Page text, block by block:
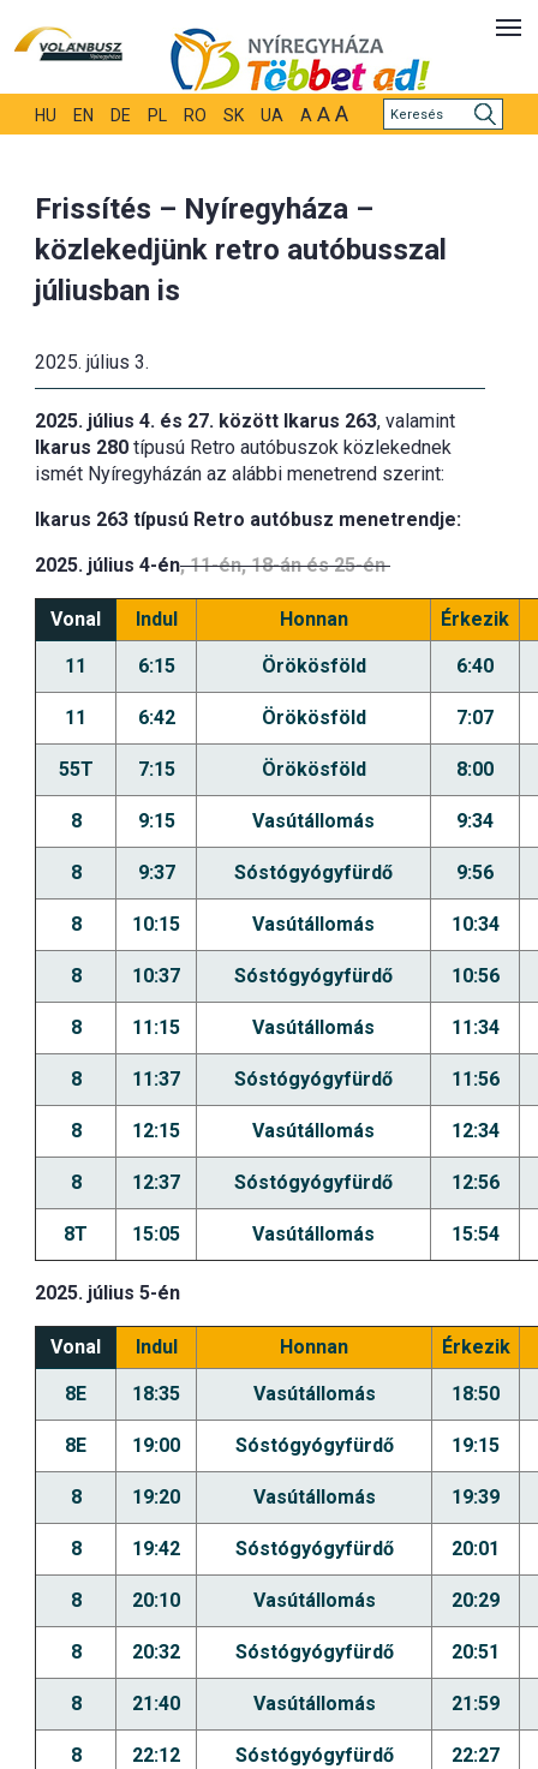
HU EN DE PL RO SK UA A A A
Frissítés – Nyíregyháza –
közlekedjünk retro autóbusszal
júliusban is
2025. július 3.
2025. július 4. és 27. között Ikarus 263, valamint
Ikarus 280 típusú Retro autóbuszok közlekednek
ismét Nyíregyházán az alábbi menetrend szerint:
Ikarus 263 típusú Retro autóbusz menetrendje:
2025. július 4-én, 11-én, 18-án és 25-én
Vonal Indul Honnan Érkezik
11 6:15 Örökösföld 6:40
11 6:42 Örökösföld 7:07
55T 7:15 Örökösföld 8:00
8 9:15 Vasútállomás 9:34
8 9:37 Sóstógyógyfürdő 9:56
8 10:15 Vasútállomás 10:34
8 10:37 Sóstógyógyfürdő 10:56
8 11:15 Vasútállomás 11:34
8 11:37 Sóstógyógyfürdő 11:56
8 12:15 Vasútállomás 12:34
8 12:37 Sóstógyógyfürdő 12:56
8T 15:05 Vasútállomás 15:54
2025. július 5-én
Vonal Indul Honnan Érkezik
8E 18:35 Vasútállomás 18:50
8E 19:00 Sóstógyógyfürdő 19:15
8 19:20 Vasútállomás 19:39
8 19:42 Sóstógyógyfürdő 20:01
8 20:10 Vasútállomás 20:29
8 20:32 Sóstógyógyfürdő 20:51
8 21:40 Vasútállomás 21:59
8 22:12 Sóstógyógyfürdő 22:27